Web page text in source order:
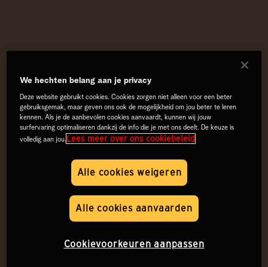
We hechten belang aan je privacy
Deze website gebruikt cookies. Cookies zorgen niet alleen voor een beter
gebruiksgemak, maar geven ons ook de mogelijkheid om jou beter te leren
kennen. Als je de aanbevolen cookies aanvaardt, kunnen wij jouw
surfervaring optimaliseren dankzij de info die je met ons deelt. De keuze is
volledig aan jou.Lees meer over ons cookiebeleid
Alle cookies weigeren
Alle cookies aanvaarden
Cookievoorkeuren aanpassen